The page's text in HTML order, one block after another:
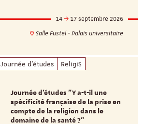
14
17 septembre 2026
Salle Fustel - Palais universitaire
Journée d'études ReligiS
Journée d’études "Y a-t-il une
spécificité française de la prise en
compte de la religion dans le
domaine de la santé ?"